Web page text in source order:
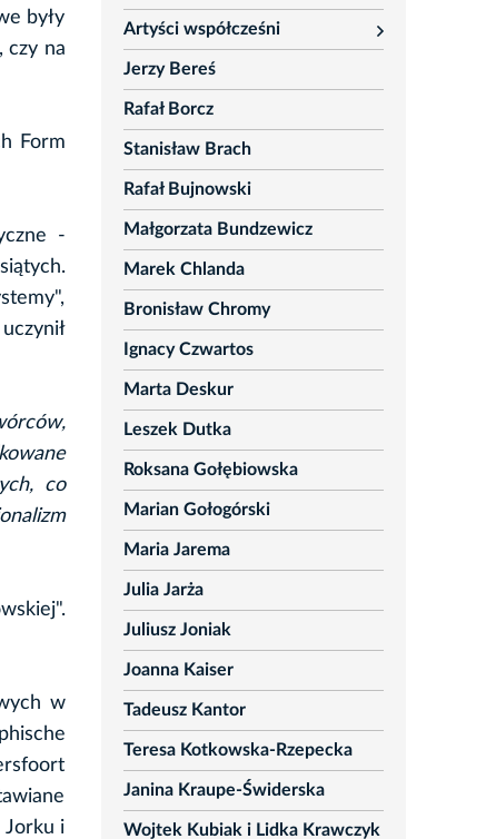
były
czy na
Form
-
co
w
Jorku i
Artyści współcześni
rozwiń
Jerzy Bereś
Rafał Borcz
Stanisław Brach
Rafał Bujnowski
Małgorzata Bundzewicz
Marek Chlanda
Bronisław Chromy
Ignacy Czwartos
Marta Deskur
Leszek Dutka
Roksana Gołębiowska
Marian Gołogórski
Maria Jarema
Julia Jarża
Juliusz Joniak
Joanna Kaiser
Tadeusz Kantor
Teresa Kotkowska-Rzepecka
Janina Kraupe-Świderska
Wojtek Kubiak i Lidka Krawczyk